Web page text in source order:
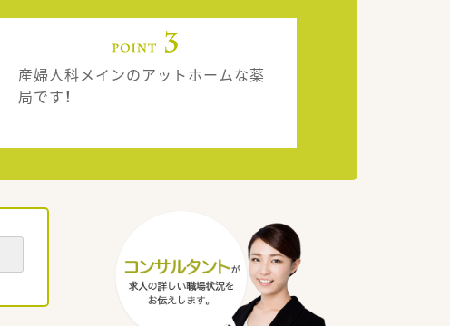
産婦人科メインのアットホームな薬
局です！